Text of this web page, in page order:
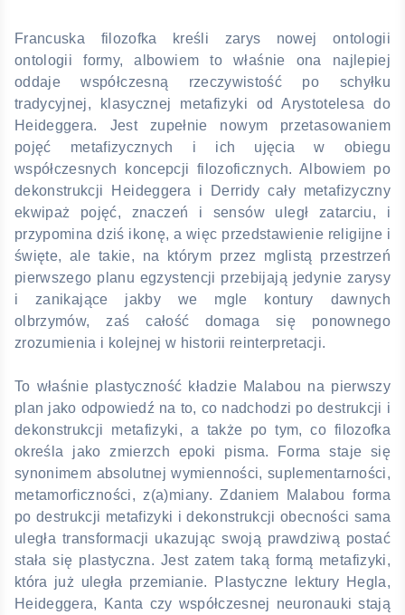
Francuska filozofka kreśli zarys nowej ontologii
ontologii formy, albowiem to właśnie ona najlepiej
oddaje współczesną rzeczywistość po schyłku
tradycyjnej, klasycznej metafizyki od Arystotelesa do
Heideggera. Jest zupełnie nowym przetasowaniem
pojęć metafizycznych i ich ujęcia w obiegu
współczesnych koncepcji filozoficznych. Albowiem po
dekonstrukcji Heideggera i Derridy cały metafizyczny
ekwipaż pojęć, znaczeń i sensów uległ zatarciu, i
przypomina dziś ikonę, a więc przedstawienie religijne i
święte, ale takie, na którym przez mglistą przestrzeń
pierwszego planu egzystencji przebijają jedynie zarysy
i zanikające jakby we mgle kontury dawnych
olbrzymów, zaś całość domaga się ponownego
zrozumienia i kolejnej w historii reinterpretacji.
To właśnie plastyczność kładzie Malabou na pierwszy
plan jako odpowiedź na to, co nadchodzi po destrukcji i
dekonstrukcji metafizyki, a także po tym, co filozofka
określa jako zmierzch epoki pisma. Forma staje się
synonimem absolutnej wymienności, suplementarności,
metamorficzności, z(a)miany. Zdaniem Malabou forma
po destrukcji metafizyki i dekonstrukcji obecności sama
uległa transformacji ukazując swoją prawdziwą postać
stała się plastyczna. Jest zatem taką formą metafizyki,
która już uległa przemianie. Plastyczne lektury Hegla,
Heideggera, Kanta czy współczesnej neuronauki stają